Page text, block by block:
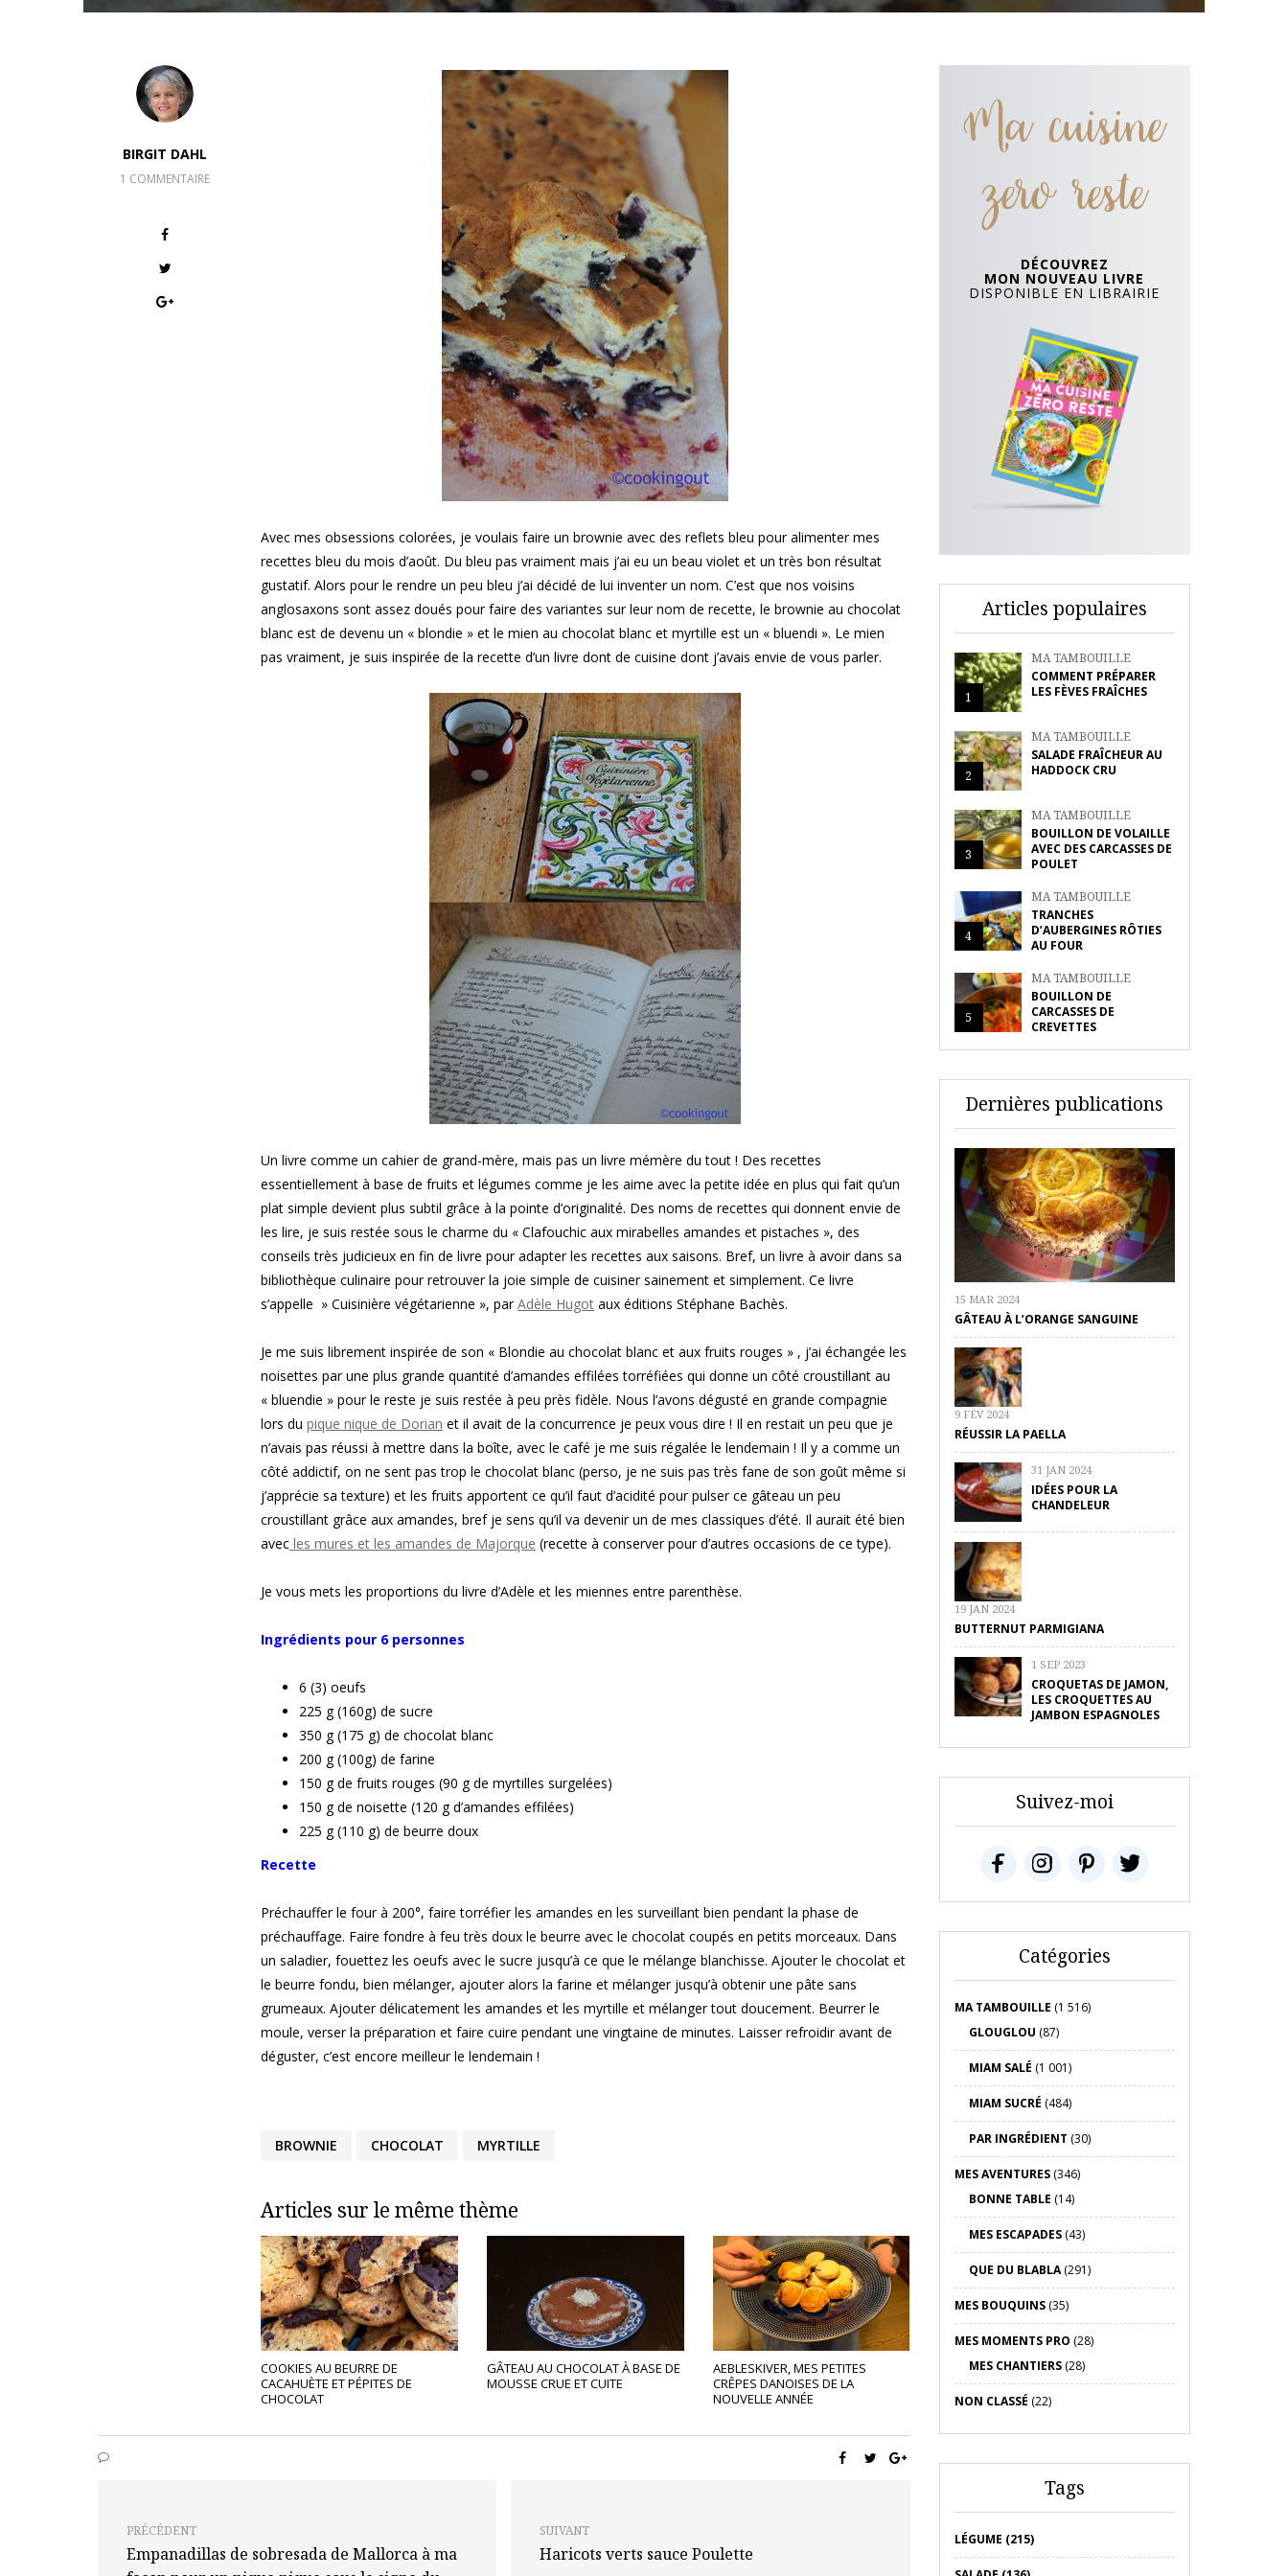
BIRGIT DAHL
1 COMMENTAIRE
Avec mes obsessions colorées, je voulais faire un brownie avec des reflets bleu pour alimenter mes
recettes bleu du mois d’août. Du bleu pas vraiment mais j’ai eu un beau violet et un très bon résultat
gustatif. Alors pour le rendre un peu bleu j’ai décidé de lui inventer un nom. C’est que nos voisins
anglosaxons sont assez doués pour faire des variantes sur leur nom de recette, le brownie au chocolat
blanc est de devenu un « blondie » et le mien au chocolat blanc et myrtille est un « bluendi ». Le mien
pas vraiment, je suis inspirée de la recette d’un livre dont de cuisine dont j’avais envie de vous parler.
Un livre comme un cahier de grand-mère, mais pas un livre mémère du tout ! Des recettes
essentiellement à base de fruits et légumes comme je les aime avec la petite idée en plus qui fait qu’un
plat simple devient plus subtil grâce à la pointe d’originalité. Des noms de recettes qui donnent envie de
les lire, je suis restée sous le charme du « Clafouchic aux mirabelles amandes et pistaches », des
conseils très judicieux en fin de livre pour adapter les recettes aux saisons. Bref, un livre à avoir dans sa
bibliothèque culinaire pour retrouver la joie simple de cuisiner sainement et simplement. Ce livre
s’appelle » Cuisinière végétarienne », parAdèle Hugot aux éditions Stéphane Bachès.
Je me suis librement inspirée de son « Blondie au chocolat blanc et aux fruits rouges » , j’ai échangée les
noisettes par une plus grande quantité d’amandes effilées torréfiées qui donne un côté croustillant au
« bluendie » pour le reste je suis restée à peu près fidèle. Nous l’avons dégusté en grande compagnie
lors du pique nique de Dorian et il avait de la concurrence je peux vous dire ! Il en restait un peu que je
n’avais pas réussi à mettre dans la boîte, avec le café je me suis régalée le lendemain ! Il y a comme un
côté addictif, on ne sent pas trop le chocolat blanc (perso, je ne suis pas très fane de son goût même si
j’apprécie sa texture) et les fruits apportent ce qu’il faut d’acidité pour pulser ce gâteau un peu
croustillant grâce aux amandes, bref je sens qu’il va devenir un de mes classiques d’été. Il aurait été bien
avec les mures et les amandes de Majorque (recette à conserver pour d’autres occasions de ce type).
Je vous mets les proportions du livre d’Adèle et les miennes entre parenthèse.
Ingrédients pour 6 personnes
6 (3) oeufs
225 g (160g) de sucre
350 g (175 g) de chocolat blanc
200 g (100g) de farine
150 g de fruits rouges (90 g de myrtilles surgelées)
150 g de noisette (120 g d’amandes effilées)
225 g (110 g) de beurre doux
Recette
Préchauffer le four à 200°, faire torréfier les amandes en les surveillant bien pendant la phase de
préchauffage. Faire fondre à feu très doux le beurre avec le chocolat coupés en petits morceaux. Dans
un saladier, fouettez les oeufs avec le sucre jusqu’à ce que le mélange blanchisse. Ajouter le chocolat et
le beurre fondu, bien mélanger, ajouter alors la farine et mélanger jusqu’à obtenir une pâte sans
grumeaux. Ajouter délicatement les amandes et les myrtille et mélanger tout doucement. Beurrer le
moule, verser la préparation et faire cuire pendant une vingtaine de minutes. Laisser refroidir avant de
déguster, c’est encore meilleur le lendemain !
BROWNIE CHOCOLAT MYRTILLE
Articles sur le même thème
COOKIES AU BEURRE DE
CACAHUÈTE ET PÉPITES DE
CHOCOLAT
GÂTEAU AU CHOCOLAT À BASE DE
MOUSSE CRUE ET CUITE
AEBLESKIVER, MES PETITES
CRÊPES DANOISES DE LA
NOUVELLE ANNÉE
PRÉCÉDENT
Empanadillas de sobresada de Mallorca à ma
SUIVANT
Haricots verts sauce Poulette
Ma cuisine
zero reste
DÉCOUVREZ
MON NOUVEAU LIVRE
DISPONIBLE EN LIBRAIRIE
Articles populaires
1
MA TAMBOUILLE
COMMENT PRÉPARER
LES FÈVES FRAÎCHES
2
MA TAMBOUILLE
SALADE FRAÎCHEUR AU
HADDOCK CRU
3
MA TAMBOUILLE
BOUILLON DE VOLAILLE
AVEC DES CARCASSES DE
POULET
4
MA TAMBOUILLE
TRANCHES
D’AUBERGINES RÔTIES
AU FOUR
5
MA TAMBOUILLE
BOUILLON DE
CARCASSES DE
CREVETTES
Dernières publications
15 MAR 2024
GÂTEAU À L’ORANGE SANGUINE
9 FÉV 2024
RÉUSSIR LA PAELLA
31 JAN 2024
IDÉES POUR LA
CHANDELEUR
19 JAN 2024
BUTTERNUT PARMIGIANA
1 SEP 2023
CROQUETAS DE JAMON,
LES CROQUETTES AU
JAMBON ESPAGNOLES
Suivez-moi
Catégories
MA TAMBOUILLE (1 516)
GLOUGLOU (87)
MIAM SALÉ (1 001)
MIAM SUCRÉ (484)
PAR INGRÉDIENT (30)
MES AVENTURES(346)
BONNE TABLE (14)
MES ESCAPADES(43)
QUE DU BLABLA(291)
MES BOUQUINS(35)
MES MOMENTS PRO (28)
MES CHANTIERS(28)
NON CLASSÉ (22)
Tags
LÉGUME (215)